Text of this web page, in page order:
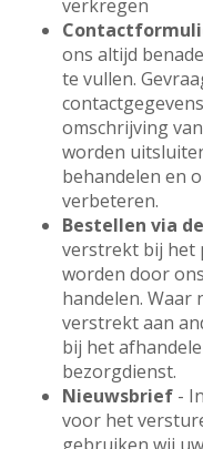
verkregen
ons altijd
te vullen.
omschrijving
worden
behandelen en
verbeteren.
Bestellen via
verstrekt bij het
worden door
handelen. Waar
verstrekt aan
bij het
bezorgdienst.
Nieuwsbrief -
voor het